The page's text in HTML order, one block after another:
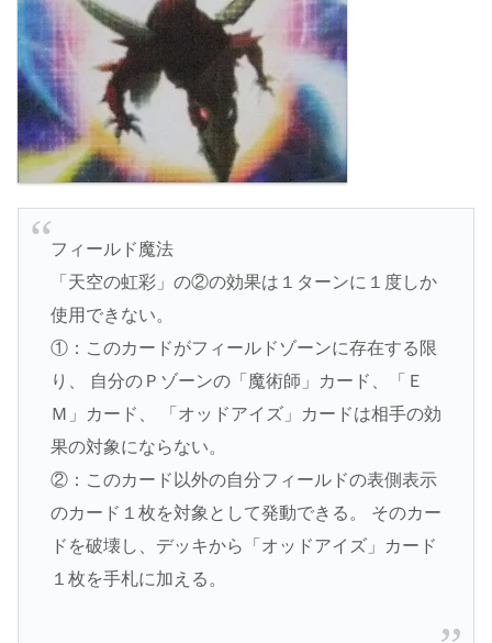
フィールド魔法
「天空の虹彩」の②の効果は１ターンに１度しか
使用できない。
①：このカードがフィールドゾーンに存在する限
り、 自分のＰゾーンの「魔術師」カード、「Ｅ
Ｍ」カード、 「オッドアイズ」カードは相手の効
果の対象にならない。
②：このカード以外の自分フィールドの表側表示
のカード１枚を対象として発動できる。 そのカー
ドを破壊し、デッキから「オッドアイズ」カード
１枚を手札に加える。